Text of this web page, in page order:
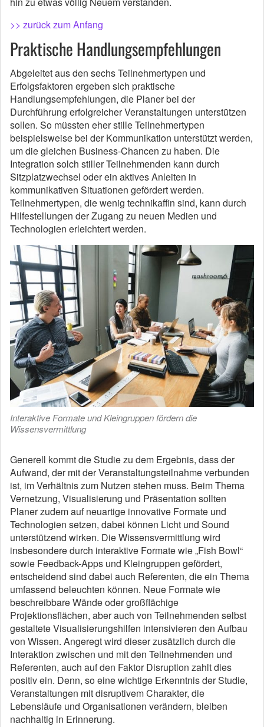
>> zurück zum Anfang
Praktische Handlungsempfehlungen
Abgeleitet aus den sechs Teilnehmertypen und
Erfolgsfaktoren ergeben sich praktische
Handlungsempfehlungen, die Planer bei der
Durchführung erfolgreicher Veranstaltungen unterstützen
sollen. So müssten eher stille Teilnehmertypen
beispielsweise bei der Kommunikation unterstützt werden,
um die gleichen Business-Chancen zu haben. Die
Integration solch stiller Teilnehmenden kann durch
Sitzplatzwechsel oder ein aktives Anleiten in
kommunikativen Situationen gefördert werden.
Teilnehmertypen, die wenig technikaffin sind, kann durch
Hilfestellungen der Zugang zu neuen Medien und
Technologien erleichtert werden.
Interaktive Formate und Kleingruppen fördern die
Wissensvermittlung
Generell kommt die Studie zu dem Ergebnis, dass der
Aufwand, der mit der Veranstaltungsteilnahme verbunden
ist, im Verhältnis zum Nutzen stehen muss. Beim Thema
Vernetzung, Visualisierung und Präsentation sollten
Planer zudem auf neuartige innovative Formate und
Technologien setzen, dabei können Licht und Sound
unterstützend wirken. Die Wissensvermittlung wird
insbesondere durch interaktive Formate wie „Fish Bowl“
sowie Feedback-Apps und Kleingruppen gefördert,
entscheidend sind dabei auch Referenten, die ein Thema
umfassend beleuchten können. Neue Formate wie
beschreibbare Wände oder großflächige
Projektionsflächen, aber auch von Teilnehmenden selbst
gestaltete Visualisierungshilfen intensivieren den Aufbau
von Wissen. Angeregt wird dieser zusätzlich durch die
Interaktion zwischen und mit den Teilnehmenden und
Referenten, auch auf den Faktor Disruption zahlt dies
positiv ein. Denn, so eine wichtige Erkenntnis der Studie,
Veranstaltungen mit disruptivem Charakter, die
Lebensläufe und Organisationen verändern, bleiben
nachhaltig in Erinnerung.